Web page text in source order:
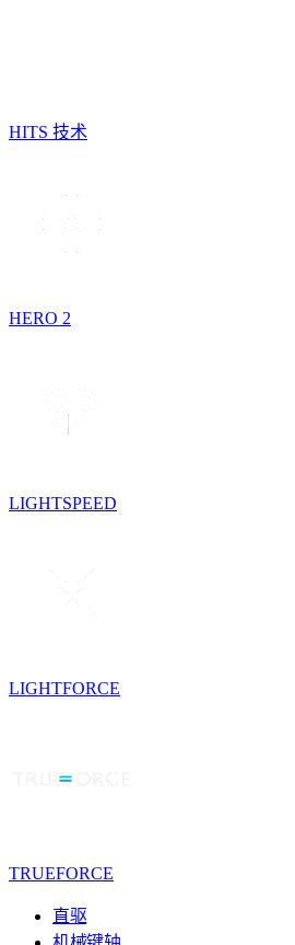
HITS 技术
HERO 2
LIGHTSPEED
LIGHTFORCE
TRUEFORCE
直驱